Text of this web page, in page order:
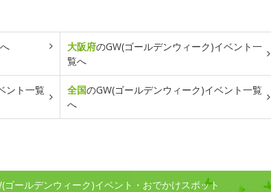
大阪府のGW(ゴールデンウィーク)イベント一
覧へ
ント一覧
全国のGW(ゴールデンウィーク)イベント一覧
へ
ゴールデンウィーク)イベント・おでかけスポット